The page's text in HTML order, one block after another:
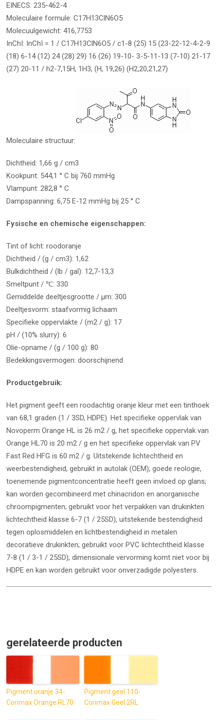
EINECS: 235-462-4
Moleculaire formule: C17H13ClN6O5
Molecuulgewicht: 416,7753
InChI: InChI = 1 / C17H13ClN6O5 / c1-8 (25) 15 (23-22-12-4-2-9
(18) 6-14 (12) 24 (28) 29) 16 (26) 19-10- 3-5-11-13 (7-10) 21-17
(27) 20-11 / h2-7,15H, 1H3, (H, 19,26) (H2,20,21,27)
Moleculaire structuur:
Dichtheid: 1,66 g / cm3
Kookpunt: 544,1 ° C bij 760 mmHg
Vlampunt: 282,8 ° C
Dampspanning: 6,75 E-12 mmHg bij 25 ° C
Fysische en chemische eigenschappen:
Tint of licht: roodoranje
Dichtheid / (g / cm3): 1,62
Bulkdichtheid / (lb / gal): 12,7-13,3
Smeltpunt / ℃: 330
Gemiddelde deeltjesgrootte / μm: 300
Deeltjesvorm: staafvormig lichaam
Specifieke oppervlakte / (m2 / g): 17
pH / (10% slurry): 6
Olie-opname / (g / 100 g): 80
Bedekkingsvermogen: doorschijnend
Productgebruik:
Het pigment geeft een roodachtig oranje kleur met een tinthoek
van 68,1 graden (1 / 3SD, HDPE). Het specifieke oppervlak van
Novoperm Orange HL is 26 m2 / g, het specifieke oppervlak van
Orange HL70 is 20 m2 / g en het specifieke oppervlak van PV
Fast Red HFG is 60 m2 / g. Uitstekende lichtechtheid en
weerbestendigheid, gebruikt in autolak (OEM), goede reologie,
toenemende pigmentconcentratie heeft geen invloed op glans;
kan worden gecombineerd met chinacridon en anorganische
chroompigmenten; gebruikt voor het verpakken van drukinkten
lichtechtheid klasse 6-7 (1 / 25SD), uitstekende bestendigheid
tegen oplosmiddelen en lichtbestendigheid in metalen
decoratieve drukinkten; gebruikt voor PVC lichtechtheid klasse
7-8 (1 / 3-1 / 25SD), dimensionale vervorming komt niet voor bij
HDPE en kan worden gebruikt voor onverzadigde polyesters.
gerelateerde producten
Pigment oranje 34-
Corimax Orange RL70
Pigment geel 110-
Corimax Geel 2RL